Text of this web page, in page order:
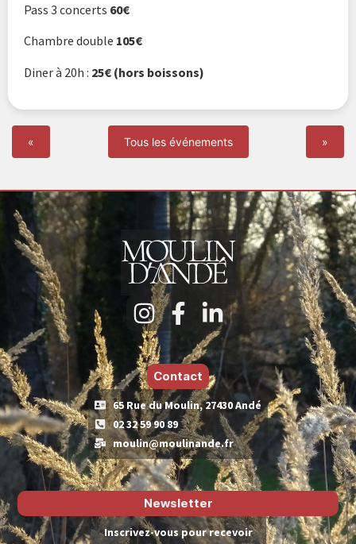
Pass 3 concerts 60€
Chambre double 105€
Diner à 20h : 25€ (hors boissons)
« Tous les événements »
Contact
65 Rue du Moulin, 27430 Andé
02 32 59 90 89
moulin@moulinande.fr
Newsletter
Inscrivez-vous pour recevoir